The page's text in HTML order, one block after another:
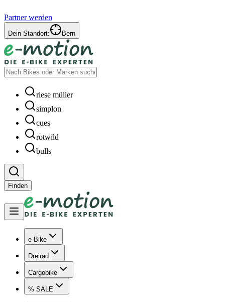
Partner werden
Dein Standort: Bern
riese müller
simplon
cues
rotwild
bulls
Finden
e-Bike
Dreirad
Cargobike
% SALE